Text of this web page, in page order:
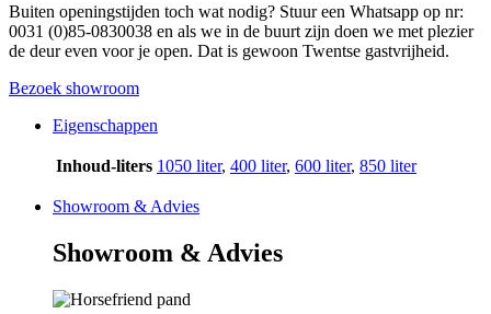
Buiten openingstijden toch wat nodig? Stuur een Whatsapp op nr:
0031 (0)85-0830038 en als we in de buurt zijn doen we met plezier
de deur even voor je open. Dat is gewoon Twentse gastvrijheid.
Bezoek showroom
Eigenschappen
Inhoud-liters 1050 liter, 400 liter, 600 liter, 850 liter
Showroom & Advies
Showroom & Advies